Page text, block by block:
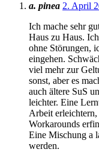
a. pinea 2. April
Ich mache sehr
Haus zu Haus.
ohne Störungen,
eingehen.
viel mehr zur
sonst, aber es
auch ältere SuS
leichter. Eine
Arbeit
Workarounds
Eine Mischung a
werden.